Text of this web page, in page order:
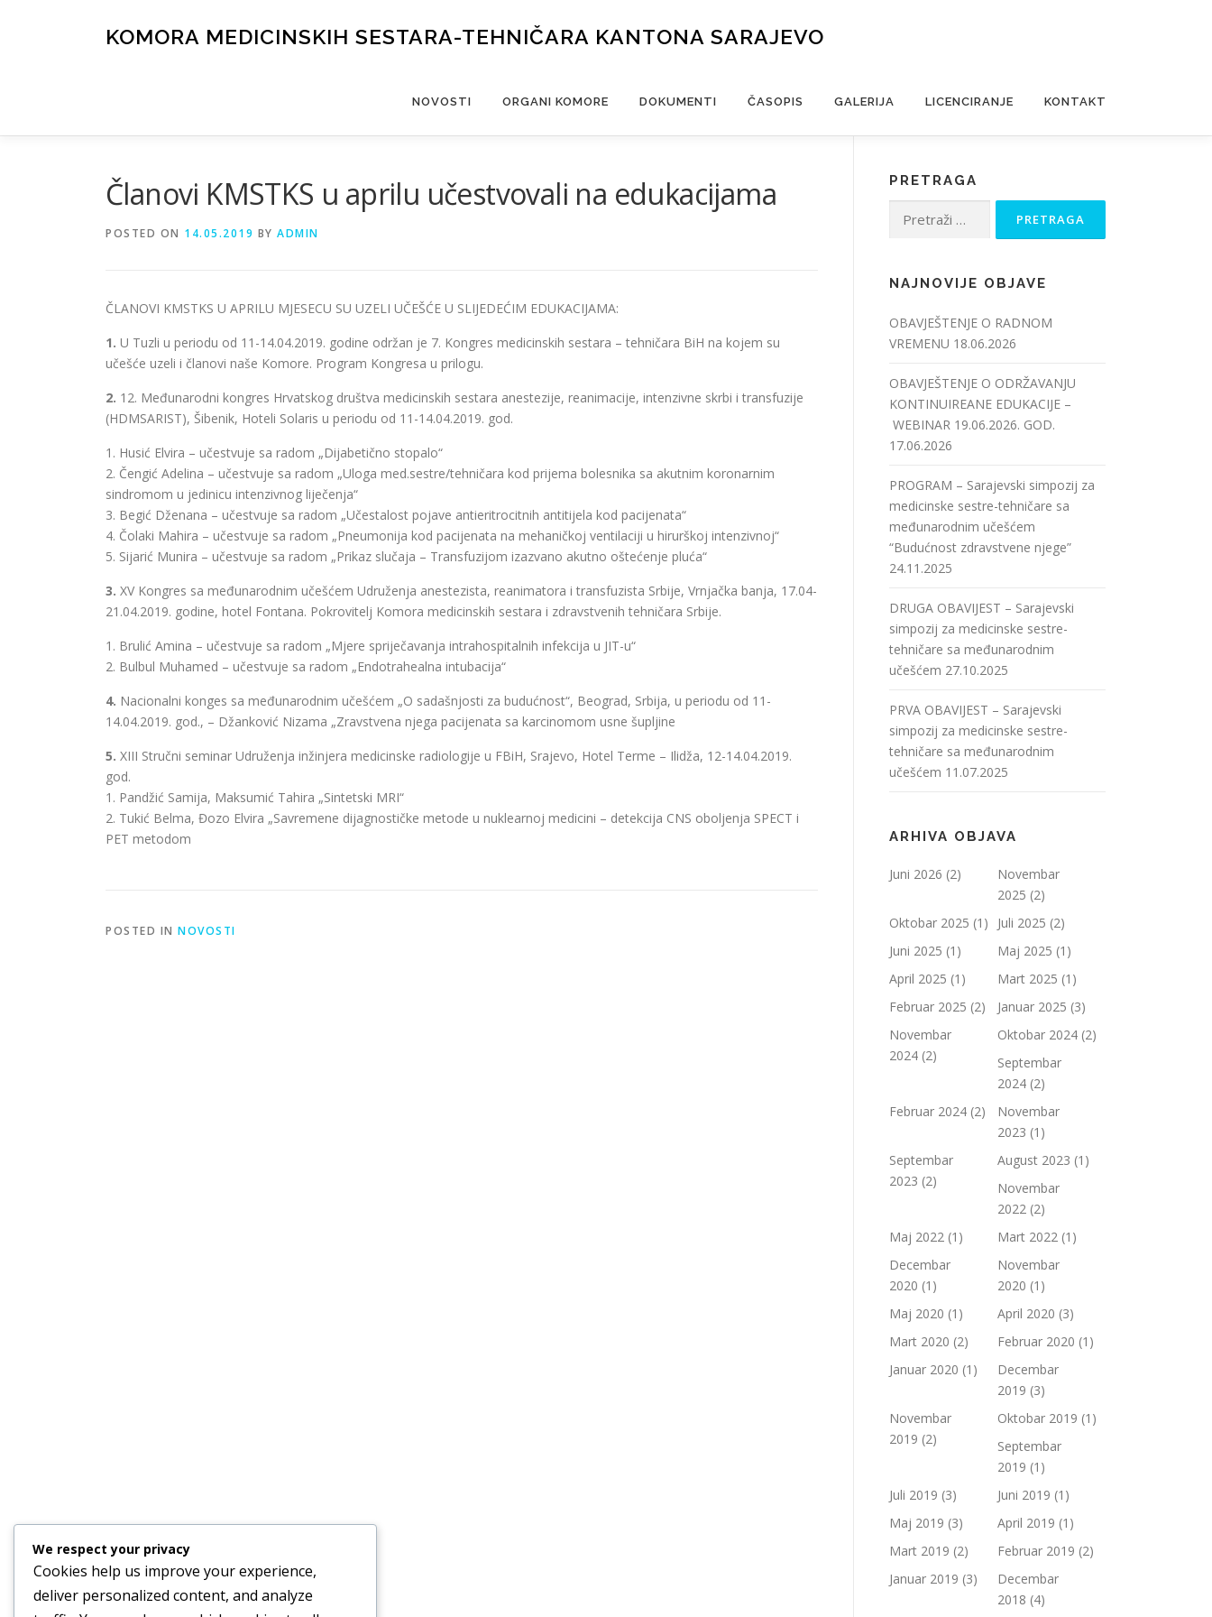
KOMORA MEDICINSKIH SESTARA-TEHNIČARA KANTONA SARAJEVO
NOVOSTI ORGANI KOMORE DOKUMENTI ČASOPIS GALERIJA LICENCIRANJE KONTAKT
Članovi KMSTKS u aprilu učestvovali na edukacijama
POSTED ON 14.05.2019 BY ADMIN
ČLANOVI KMSTKS U APRILU MJESECU SU UZELI UČEŠĆE U SLIJEDEĆIM EDUKACIJAMA:
1. U Tuzli u periodu od 11-14.04.2019. godine održan je 7. Kongres medicinskih sestara – tehničara BiH na kojem su
učešće uzeli i članovi naše Komore. Program Kongresa u prilogu.
2. 12. Međunarodni kongres Hrvatskog društva medicinskih sestara anestezije, reanimacije, intenzivne skrbi i transfuzije
(HDMSARIST), Šibenik, Hoteli Solaris u periodu od 11-14.04.2019. god.
1. Husić Elvira – učestvuje sa radom „Dijabetično stopalo“
2. Čengić Adelina – učestvuje sa radom „Uloga med.sestre/tehničara kod prijema bolesnika sa akutnim koronarnim
sindromom u jedinicu intenzivnog liječenja“
3. Begić Dženana – učestvuje sa radom „Učestalost pojave antieritrocitnih antitijela kod pacijenata“
4. Čolaki Mahira – učestvuje sa radom „Pneumonija kod pacijenata na mehaničkoj ventilaciji u hirurškoj intenzivnoj“
5. Sijarić Munira – učestvuje sa radom „Prikaz slučaja – Transfuzijom izazvano akutno oštećenje pluća“
3. XV Kongres sa međunarodnim učešćem Udruženja anestezista, reanimatora i transfuzista Srbije, Vrnjačka banja, 17.04-
21.04.2019. godine, hotel Fontana. Pokrovitelj Komora medicinskih sestara i zdravstvenih tehničara Srbije.
1. Brulić Amina – učestvuje sa radom „Mjere spriječavanja intrahospitalnih infekcija u JIT-u“
2. Bulbul Muhamed – učestvuje sa radom „Endotrahealna intubacija“
4. Nacionalni konges sa međunarodnim učešćem „O sadašnjosti za budućnost“, Beograd, Srbija, u periodu od 11-
14.04.2019. god., – Džanković Nizama „Zravstvena njega pacijenata sa karcinomom usne šupljine
5. XIII Stručni seminar Udruženja inžinjera medicinske radiologije u FBiH, Srajevo, Hotel Terme – Ilidža, 12-14.04.2019.
god.
1. Pandžić Samija, Maksumić Tahira „Sintetski MRI“
2. Tukić Belma, Đozo Elvira „Savremene dijagnostičke metode u nuklearnoj medicini – detekcija CNS oboljenja SPECT i
PET metodom
POSTED IN NOVOSTI
PRETRAGA
NAJNOVIJE OBJAVE
OBAVJEŠTENJE O RADNOM
VREMENU 18.06.2026
OBAVJEŠTENJE O ODRŽAVANJU
KONTINUIREANE EDUKACIJE –
WEBINAR 19.06.2026. GOD.
17.06.2026
PROGRAM – Sarajevski simpozij za
medicinske sestre-tehničare sa
međunarodnim učešćem
“Budućnost zdravstvene njege”
24.11.2025
DRUGA OBAVIJEST – Sarajevski
simpozij za medicinske sestre-
tehničare sa međunarodnim
učešćem 27.10.2025
PRVA OBAVIJEST – Sarajevski
simpozij za medicinske sestre-
tehničare sa međunarodnim
učešćem 11.07.2025
ARHIVA OBJAVA
Juni 2026 (2)
Novembar
2025 (2)
Oktobar 2025 (1) Juli 2025 (2)
Juni 2025 (1) Maj 2025 (1)
April 2025 (1) Mart 2025 (1)
Februar 2025 (2) Januar 2025 (3)
Novembar
2024 (2)
Oktobar 2024 (2)
Septembar
2024 (2)
Februar 2024 (2)
Novembar
2023 (1)
Septembar
2023 (2)
August 2023 (1)
Novembar
2022 (2)
Maj 2022 (1) Mart 2022 (1)
Decembar
2020 (1)
Novembar
2020 (1)
Maj 2020 (1) April 2020 (3)
Mart 2020 (2) Februar 2020 (1)
Januar 2020 (1)
Decembar
2019 (3)
Novembar
2019 (2)
Oktobar 2019 (1)
Septembar
2019 (1)
Juli 2019 (3) Juni 2019 (1)
Maj 2019 (3) April 2019 (1)
Mart 2019 (2) Februar 2019 (2)
Januar 2019 (3)
Decembar
2018 (4)
We respect your privacy
Cookies help us improve your experience,
deliver personalized content, and analyze